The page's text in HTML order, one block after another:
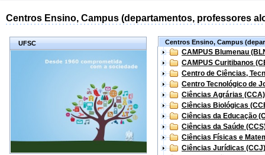
Centros Ensino, Campus (departamentos, professores
UFSC Centros Ensino, Campus
CAMPUS Blumenau
CAMPUS Curitibanos
Centro de Ciências,
Centro Tecnológico de
Ciências Agrárias (CCA)
Ciências Biológicas
Ciências da Educação
Ciências da Saúde
Ciências Físicas e
Ciências Jurídicas (CCJ)